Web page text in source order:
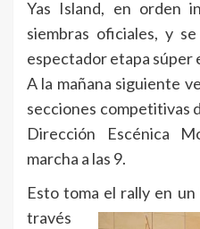
Yas Island, en orden
siembras oficiales, y
espectador etapa súper
A la mañana siguiente
secciones competitivas
Dirección Escénica
marcha a las 9.
Esto toma el rally en
través